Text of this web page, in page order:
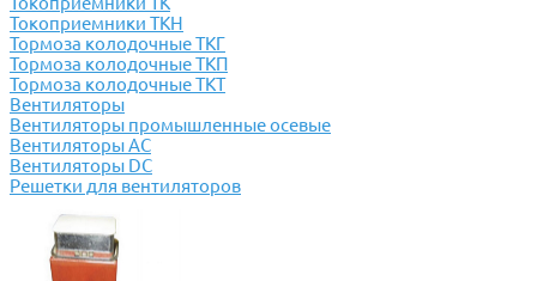
Токоприемники ТКН
Тормоза колодочные ТКГ
Тормоза колодочные ТКП
Тормоза колодочные ТКТ
Вентиляторы
Вентиляторы промышленные осевые
Вентиляторы АС
Вентиляторы DC
Решетки для вентиляторов